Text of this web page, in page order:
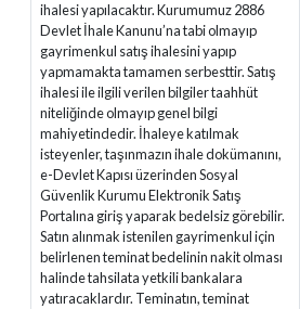
ihalesi yapılacaktır. Kurumumuz 2886
Devlet İhale Kanunu’na tabi olmayıp
gayrimenkul satış ihalesini yapıp
yapmamakta tamamen serbesttir. Satış
ihalesi ile ilgili verilen bilgiler taahhüt
niteliğinde olmayıp genel bilgi
mahiyetindedir. İhaleye katılmak
isteyenler, taşınmazın ihale dokümanını,
e-Devlet Kapısı üzerinden Sosyal
Güvenlik Kurumu Elektronik Satış
Portalına giriş yaparak bedelsiz görebilir.
Satın alınmak istenilen gayrimenkul için
belirlenen teminat bedelinin nakit olması
halinde tahsilata yetkili bankalara
yatıracaklardır. Teminatın, teminat